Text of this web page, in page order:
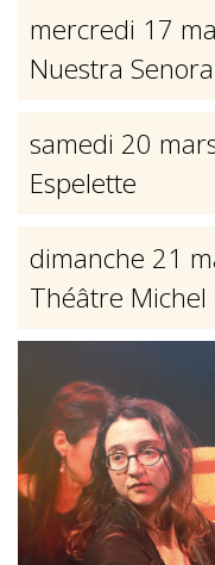
mercredi 17
Nuestra
samedi 20
Espelette
dimanche 21
Théâtre Michel